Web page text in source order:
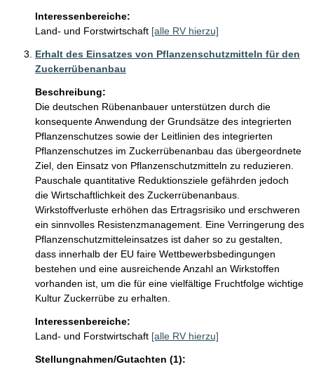
Interessenbereiche:
Land- und Forstwirtschaft [alle RV hierzu]
Erhalt des Einsatzes von Pflanzenschutzmitteln für den
Zuckerrübenanbau
Beschreibung:
Die deutschen Rübenanbauer unterstützen durch die
konsequente Anwendung der Grundsätze des integrierten
Pflanzenschutzes sowie der Leitlinien des integrierten
Pflanzenschutzes im Zuckerrübenanbau das übergeordnete
Ziel, den Einsatz von Pflanzenschutzmitteln zu reduzieren.
Pauschale quantitative Reduktionsziele gefährden jedoch
die Wirtschaftlichkeit des Zuckerrübenanbaus.
Wirkstoffverluste erhöhen das Ertragsrisiko und erschweren
ein sinnvolles Resistenzmanagement. Eine Verringerung des
Pflanzenschutzmitteleinsatzes ist daher so zu gestalten,
dass innerhalb der EU faire Wettbewerbsbedingungen
bestehen und eine ausreichende Anzahl an Wirkstoffen
vorhanden ist, um die für eine vielfältige Fruchtfolge wichtige
Kultur Zuckerrübe zu erhalten.
Interessenbereiche:
Land- und Forstwirtschaft [alle RV hierzu]
Stellungnahmen/Gutachten (1):